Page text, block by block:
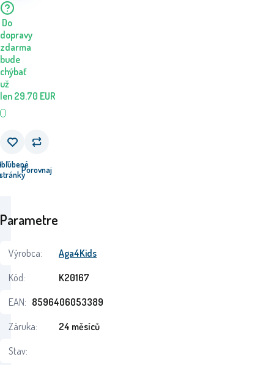
Do
dopravy
zdarma
bude
chýbať
už
len 29.70 EUR
stránkyPorovnaj
Parametre
Výrobca:
Aga4Kids
Kód:
K20167
EAN: 8596406053389
Záruka:
24 měsíců
Stav: